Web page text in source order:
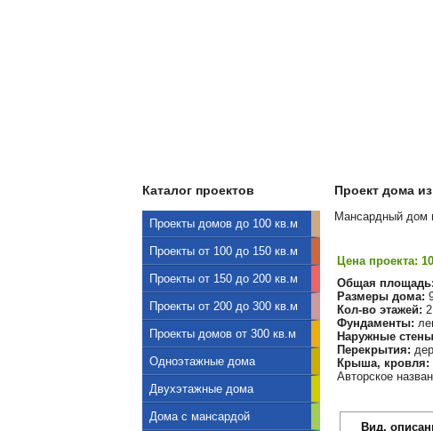
Каталог проектов
Проекты домов до 100 кв.м
Проекты от 100 до 150 кв.м
Проекты от 150 до 200 кв.м
Проекты от 200 до 300 кв.м
Проекты домов от 300 кв.м
Одноэтажные дома
Двухэтажные дома
Дома с мансардой
Проект дома
Мансардный дом
Цена проекта:
Общая площадь:
Размеры дома:
Кол-во этажей: 2
Фундаменты:
Наружные
Перекрытия:
Крыша, кровля:
Авторское
Вид,